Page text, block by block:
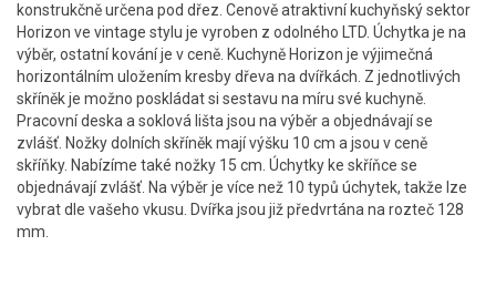
konstrukčně určena pod dřez. Cenově atraktivní kuchyňský sektor
Horizon ve vintage stylu je vyroben z odolného LTD. Úchytka je na
výběr, ostatní kování je v ceně. Kuchyně Horizon je výjimečná
horizontálním uložením kresby dřeva na dvířkách. Z jednotlivých
skříněk je možno poskládat si sestavu na míru své kuchyně.
Pracovní deska a soklová lišta jsou na výběr a objednávají se
zvlášť. Nožky dolních skříněk mají výšku 10 cm a jsou v ceně
skříňky. Nabízíme také nožky 15 cm. Úchytky ke skříňce se
objednávají zvlášť. Na výběr je více než 10 typů úchytek, takže lze
vybrat dle vašeho vkusu. Dvířka jsou již předvrtána na rozteč 128
mm.